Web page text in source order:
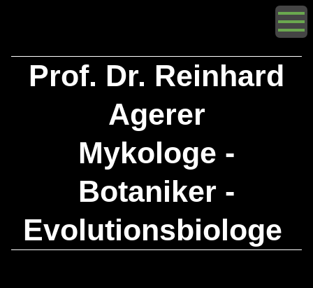
Prof. Dr. Reinhard
Agerer
Mykologe -
Botaniker -
Evolutionsbiologe